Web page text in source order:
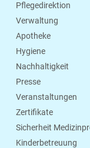
Pflegedirektion
Verwaltung
Apotheke
Hygiene
Nachhaltigkeit
Presse
Veranstaltungen
Zertifikate
Sicherheit
Kinderbetreuung